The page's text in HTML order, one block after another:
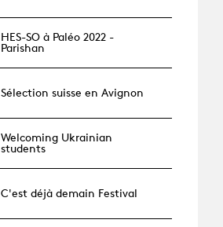
HES-SO à Paléo 2022 -
Parishan
Sélection suisse en Avignon
Welcoming Ukrainian
students
C'est déjà demain Festival